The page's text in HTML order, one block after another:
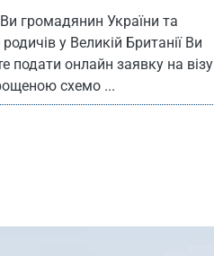
громадянин України та
у Великій Британії Ви
подати онлайн заявку на візу
схемо ...